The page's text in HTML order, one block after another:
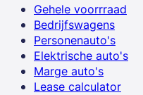
Gehele voorrraad
Bedrijfswagens
Personenauto's
Elektrische auto's
Marge auto's
Lease calculator